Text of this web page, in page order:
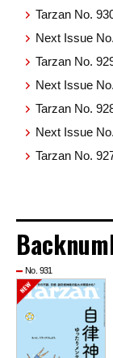
Tarzan No.
Next Issue
Tarzan No.
Next Issue
Tarzan No.
Next Issue
Tarzan No.
No. 931